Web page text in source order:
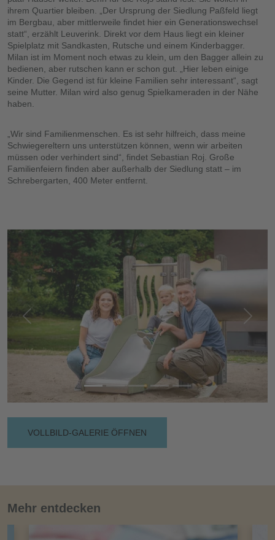
ihrem Quartier bleiben. „Der Ursprung der Siedlung Paßfeld liegt
im Bergbau, aber mittlerweile findet hier ein Generationswechsel
statt“, erzählt Leuverink. Direkt vor dem Haus liegt ein kleiner
Spielplatz mit Sandkasten, Rutsche und einem Kinderbagger.
Milan ist im Moment noch etwas zu klein, um den Bagger allein zu
bedienen, aber rutschen kann er schon gut. „Hier leben einige
Kinder. Die Gegend ist für kleine Familien sehr interessant“, sagt
seine Mutter. Milan wird also genug Spielkameraden in der Nähe
haben.
„Wir sind Familienmenschen. Es ist sehr hilfreich, dass meine
Schwiegereltern uns unterstützen können, wenn wir arbeiten
müssen oder verhindert sind“, findet Sebastian Roj. Große
Familienfeiern finden aber außerhalb der Siedlung statt – im
Schrebergarten, 400 Meter entfernt.
Vorherige
VOLLBILD-GALERIE ÖFFNEN
Mehr entdecken